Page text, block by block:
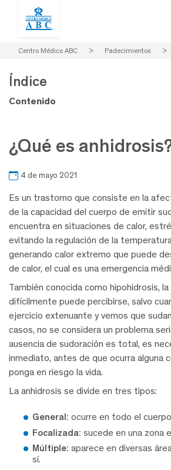
Centro Médico ABC > Padecimientos >
¿Qué es
4 de mayo 2021
Es un trastorno que consiste en la
de la capacidad del cuerpo de emitir
encuentra en situaciones de calor,
evitando la regulación de la
generando calor extremo que puede
de calor, el cual es una emergencia
También conocida como hipohidrosis,
difícilmente puede percibirse, salvo
ejercicio extenuante y vemos que
casos, no se considera un problema
ausencia de sudoración es total, es
inmediato, antes de que ocurra alguna
ponga en riesgo la vida.
La anhidrosis se divide en tres tipos:
General: ocurre en todo el
Focalizada: sucede en una zona
Múltiple: aparece en diversas
sí.
Índice
Contenido